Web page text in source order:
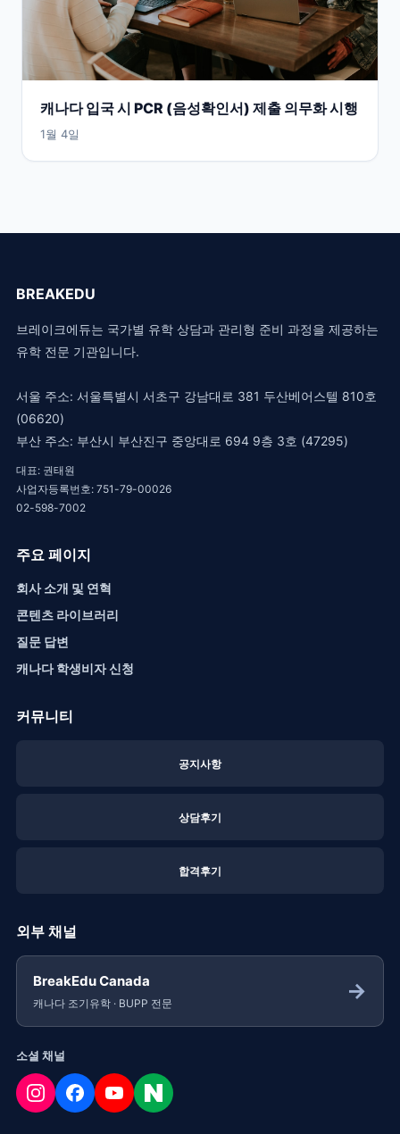
캐나다 입국 시 PCR (음성확인서) 제출 의무화 시행
1월 4일
BREAKEDU
브레이크에듀는 국가별 유학 상담과 관리형 준비 과정을 제공하는
유학 전문 기관입니다.
서울 주소: 서울특별시 서초구 강남대로 381 두산베어스텔 810호
(06620)
부산 주소: 부산시 부산진구 중앙대로 694 9층 3호 (47295)
대표: 권태원
사업자등록번호: 751-79-00026
02-598-7002
주요 페이지
회사 소개 및 연혁
콘텐츠 라이브러리
질문 답변
캐나다 학생비자 신청
커뮤니티
공지사항
상담후기
합격후기
외부 채널
BreakEdu Canada
캐나다 조기유학 · BUPP 전문 →
소셜 채널